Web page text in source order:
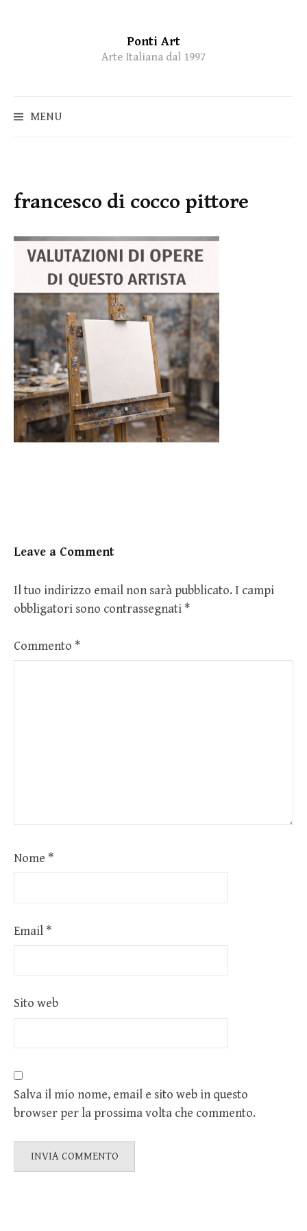
Ponti Art
Arte Italiana dal 1997
MENU
francesco di cocco pittore
Leave a Comment
Il tuo indirizzo email non sarà pubblicato. I campi
obbligatori sono contrassegnati *
Commento *
Nome *
Email *
Sito web
Salva il mio nome, email e sito web in questo
browser per la prossima volta che commento.